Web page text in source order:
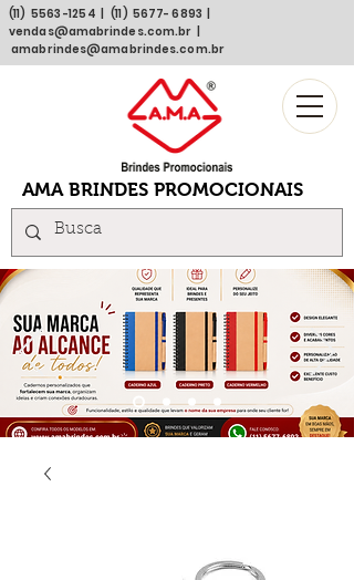
(11) 5563 -1254 | (11) 5677- 6893
vendas@amabrindes.com.br
amabrindes@amabrindes.com.br
AMA BRINDES PROMOCIONAIS